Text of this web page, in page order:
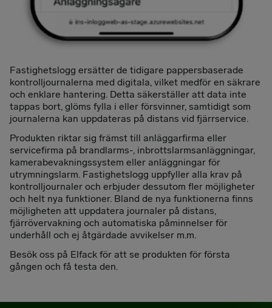
Fastighetslogg ersätter de tidigare pappersbaserade
kontrolljournalerna med digitala, vilket medför en säkrare
och enklare hantering. Detta säkerställer att data inte
tappas bort, glöms fylla i eller försvinner, samtidigt som
journalerna kan uppdateras på distans vid fjärrservice.
Produkten riktar sig främst till anläggarfirma eller
servicefirma på brandlarms-, inbrottslarmsanläggningar,
kamerabevakningssystem eller anläggningar för
utrymningslarm. Fastighetslogg uppfyller alla krav på
kontrolljournaler och erbjuder dessutom fler möjligheter
och helt nya funktioner. Bland de nya funktionerna finns
möjligheten att uppdatera journaler på distans,
fjärrövervakning och automatiska påminnelser för
underhåll och ej åtgärdade avvikelser m.m.
Besök oss på Elfack för att se produkten för första
gången och få testa den.